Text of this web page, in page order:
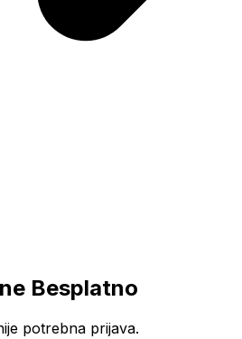
Besplatno
potrebna prijava.